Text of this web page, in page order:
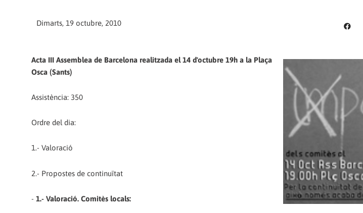
Dimarts, 19 octubre, 2010
Acta III Assemblea de Barcelona realitzada el 14 d'octubre 19h a la Plaça
Osca (Sants)
Assistència: 350
Ordre del dia:
1.- Valoració
2.- Propostes de continuïtat
- 1.- Valoració. Comitès locals: